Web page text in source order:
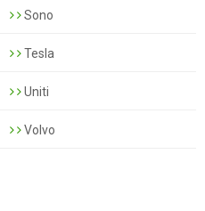
Sono
Tesla
Uniti
Volvo